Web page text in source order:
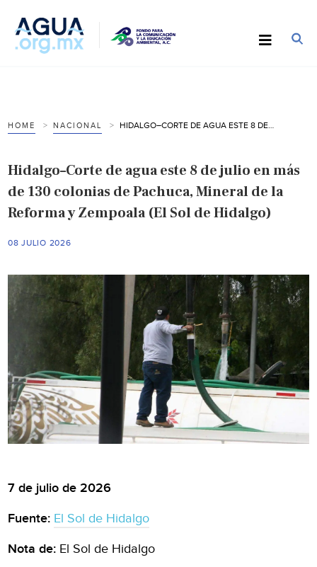
HOME NACIONAL
Hidalgo–Corte de agua este 8 de julio en más
de 130 colonias de Pachuca, Mineral de la
Reforma y Zempoala (El Sol de Hidalgo)
08 JULIO 2026
7 de julio de 2026
Fuente: El Sol de Hidalgo
Nota de: El Sol de Hidalgo